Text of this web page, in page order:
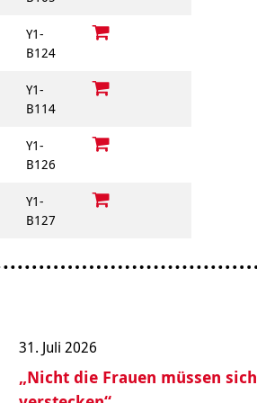
Y1-
B124
Y1-
B114
Y1-
B126
Y1-
B127
31. Juli 2026
„Nicht die Frauen müssen sich